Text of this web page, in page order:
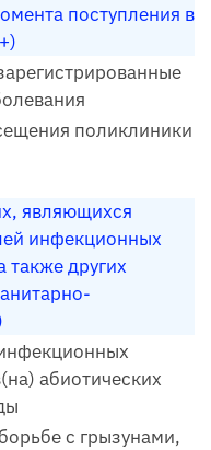
поступления в
поликлиники
являющихся
инфекционных
также других
абиотических
с грызунами,